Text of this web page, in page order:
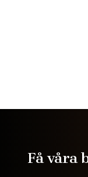
Få våra